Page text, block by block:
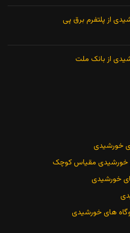
از پلتفرم برق پی
از بانک ملت
خورشیدی
خورشیدی مقیاس کوچک
خورشیدی
های خورشیدی